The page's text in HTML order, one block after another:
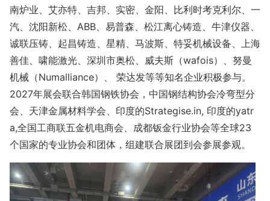
南炉业、艾亦特、吉邦、实密、金阳、比利时考克利尔、一
汽、沈阳新松、ABB、易普森、松江离心铸造、牛津仪器、
诚联压铸、起昌铸造、星精、马波斯、特妥机械设备、上海
善佳、啸能激光、深圳市奥松、威夫斯（wafois）、努曼
机械（Numalliance）、 荣达发等等知名企业积极参与。
2027年展会联合韩国钢铁协会，中国钢结构协会冷弯型分
会、天津金属材料学会、印度的Strategise.in, 印度的yatr
a,全国工商联五金机电商会、成都钣金行业协会等全球23
个国家的专业协会和团体，组建联合展团到会参展参观。